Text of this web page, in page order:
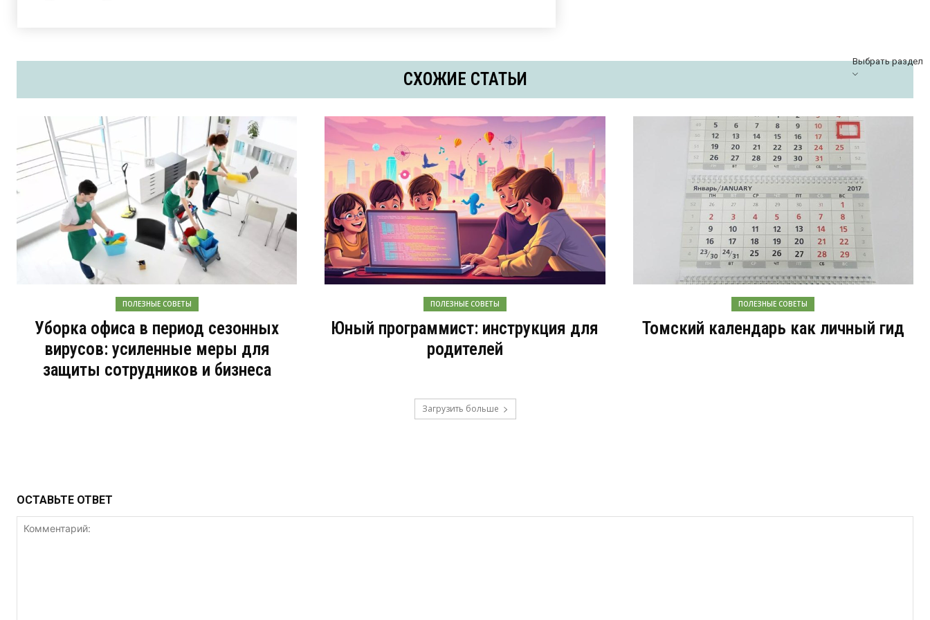
СХОЖИЕ СТАТЬИ
Выбрать раздел
ПОЛЕЗНЫЕ СОВЕТЫ
Уборка офиса в период сезонных
вирусов: усиленные меры для
защиты сотрудников и бизнеса
ПОЛЕЗНЫЕ СОВЕТЫ
Юный программист: инструкция для
родителей
ПОЛЕЗНЫЕ СОВЕТЫ
Томский календарь как личный гид
Загрузить больше
ОСТАВЬТЕ ОТВЕТ